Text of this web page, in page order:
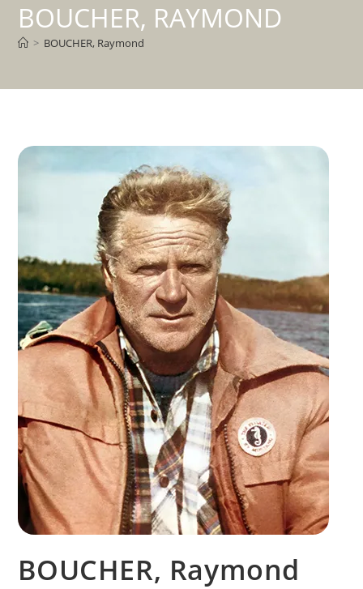
BOUCHER, RAYMOND
> BOUCHER, Raymond
BOUCHER, Raymond